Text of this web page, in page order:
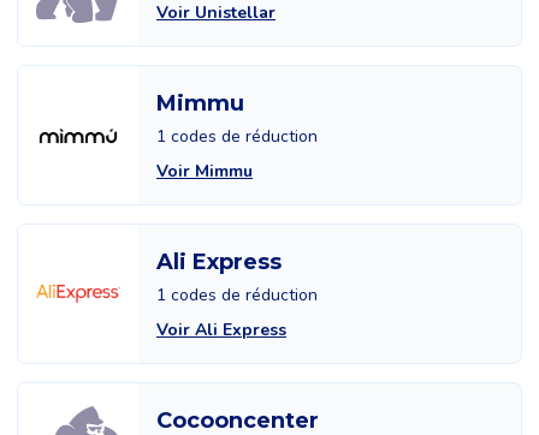
Voir Unistellar
Mimmu
1 codes de réduction
Voir Mimmu
Ali Express
1 codes de réduction
Voir Ali Express
Cocooncenter